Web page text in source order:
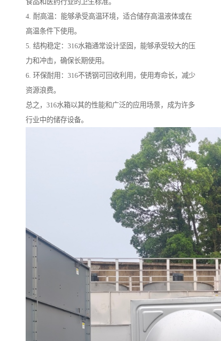
食品和医药行业的卫生标准。
4. 耐高温：能够承受高温环境，适合储存高温液体或在
高温条件下使用。
5. 结构稳定：316水箱通常设计坚固，能够承受较大的压
力和冲击，确保长期使用。
6. 环保耐用：316不锈钢可回收利用，使用寿命长，减少
资源浪费。
总之，316水箱以其的性能和广泛的应用场景，成为许多
行业中的储存设备。